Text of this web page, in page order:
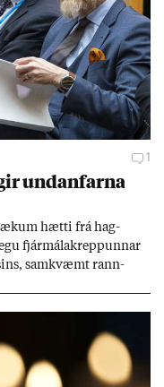
1
und­an­farna
hætti frá hag­
fjár­málakrepp­unn­ar
sam­kvæmt rann­